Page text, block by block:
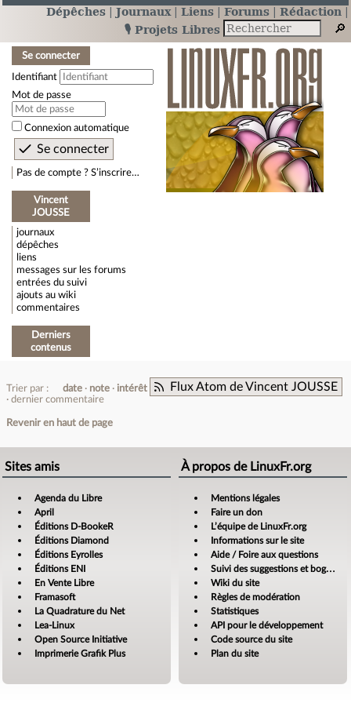
Dépêches Journaux Liens Forums
Rédaction
🎙️ Projets Libres
Se connecter
Identifiant
Mot de passe
Connexion automatique
Pas de compte ? S’inscrire…
Vincent
JOUSSE
journaux
dépêches
liens
messages sur les forums
entrées du suivi
ajouts au wiki
commentaires
Derniers
contenus
Flux Atom de Vincent JOUSSE
Trier par : date note
intérêt
dernier commentaire
Revenir en haut de page
Sites amis
Agenda du Libre
April
Éditions D-BookeR
Éditions Diamond
Éditions Eyrolles
Éditions ENI
En Vente Libre
Framasoft
La Quadrature du Net
Lea-Linux
Open Source Initiative
Imprimerie Grafik Plus
À propos de LinuxFr.org
Mentions légales
Faire un don
L’équipe de LinuxFr.org
Informations sur le site
Aide / Foire aux questions
Suivi des suggestions et bogues
Wiki du site
Règles de modération
Statistiques
API pour le développement
Code source du site
Plan du site